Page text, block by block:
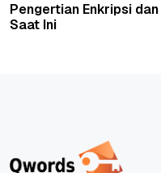
Pengertian Enkripsi
Saat Ini